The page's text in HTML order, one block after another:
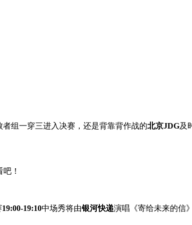
者组一穿三进入决赛，还是背靠背作战的北京JDG及
！
19:00-19:10中场秀将由银河快递演唱《寄给未来的信